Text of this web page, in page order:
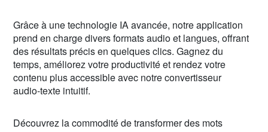
Grâce à une technologie IA avancée, notre application
prend en charge divers formats audio et langues, offrant
des résultats précis en quelques clics. Gagnez du
temps, améliorez votre productivité et rendez votre
contenu plus accessible avec notre convertisseur
audio-texte intuitif.
Découvrez la commodité de transformer des mots